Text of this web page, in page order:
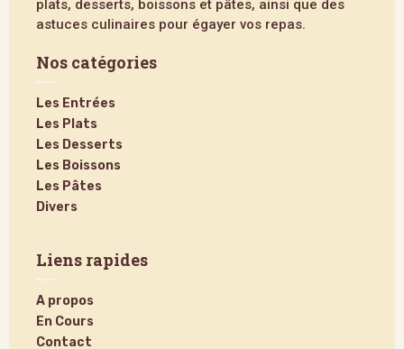
plats, desserts, boissons et pâtes, ainsi que des
astuces culinaires pour égayer vos repas.
Nos catégories
Les Entrées
Les Plats
Les Desserts
Les Boissons
Les Pâtes
Divers
Liens rapides
A propos
En Cours
Contact